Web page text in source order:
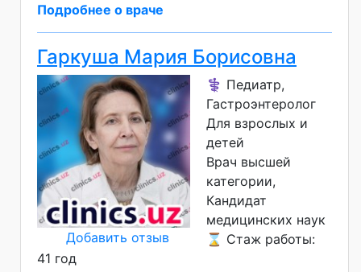
Подробнее о враче
Гаркуша Мария Борисовна
Добавить отзыв
⚕️ Педиатр,
Гастроэнтеролог
Для взрослых и
детей
Врач высшей
категории
Кандидат
медицинских наук
⌛ Стаж работы:
41 год